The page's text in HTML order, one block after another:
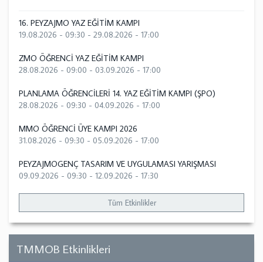
16. PEYZAJMO YAZ EĞİTİM KAMPI
19.08.2026 - 09:30 - 29.08.2026 - 17:00
ZMO ÖĞRENCİ YAZ EĞİTİM KAMPI
28.08.2026 - 09:00 - 03.09.2026 - 17:00
PLANLAMA ÖĞRENCİLERİ 14. YAZ EĞİTİM KAMPI (ŞPO)
28.08.2026 - 09:30 - 04.09.2026 - 17:00
MMO ÖĞRENCİ ÜYE KAMPI 2026
31.08.2026 - 09:30 - 05.09.2026 - 17:00
PEYZAJMOGENÇ TASARIM VE UYGULAMASI YARIŞMASI
09.09.2026 - 09:30 - 12.09.2026 - 17:30
Tüm Etkinlikler
TMMOB Etkinlikleri